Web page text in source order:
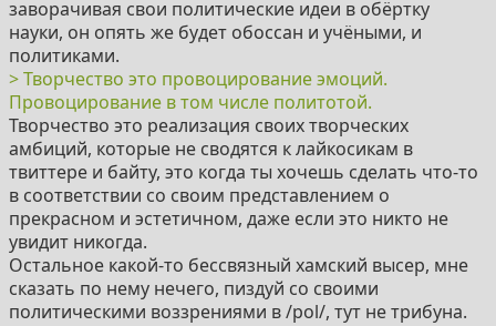
заворачивая свои политические идеи в обёртку
науки, он опять же будет обоссан и учёными, и
политиками.
> Творчество это провоцирование эмоций.
Провоцирование в том числе политотой.
Творчество это реализация своих творческих
амбиций, которые не сводятся к лайкосикам в
твиттере и байту, это когда ты хочешь сделать что-то
в соответствии со своим представлением о
прекрасном и эстетичном, даже если это никто не
увидит никогда.
Остальное какой-то бессвязный хамский высер, мне
сказать по нему нечего, пиздуй со своими
политическими воззрениями в /pol/, тут не трибуна.